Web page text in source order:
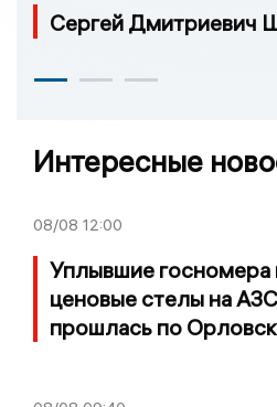
Сергей Дмитриевич
Интересные
08/08 12:00
Уплывшие госномера
ценовые стелы на
прошлась по